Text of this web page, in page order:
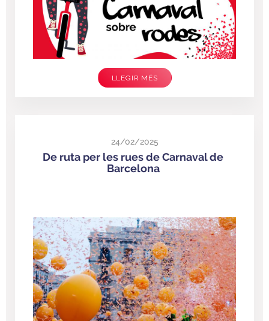
LLEGIR MÉS
24/02/2025
De ruta per les rues de Carnaval de
Barcelona